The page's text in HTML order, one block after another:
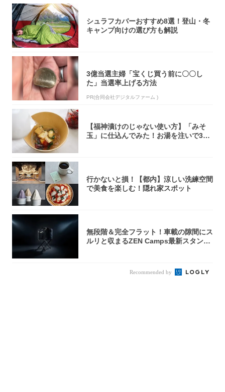
シュラフカバーおすすめ8選！登山・冬
キャンプ向けの選び方も解説
3億当選主婦「宝くじ買う前に〇〇し
た」当選率上げる方法
PR(合同会社デジタルファーム )
【福神漬けのじゃない使い方】「みそ
玉」に仕込んでみた！お湯を注いで30
行かないと損！【都内】涼しい洗練空間
で美食を楽しむ！隠れ家スポット
無段階＆完全フラット！車載の隙間にス
ルリと収まるZEN Camps最新スタンド
Recommended by